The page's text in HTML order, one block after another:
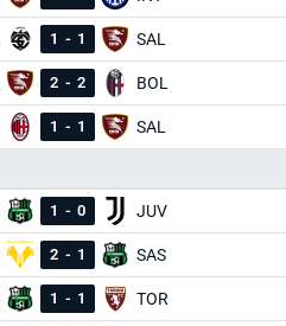
1 - 1 SAL
2 - 2 BOL
1 - 1 SAL
1 - 0 JUV
2 - 1 SAS
1 - 1 TOR